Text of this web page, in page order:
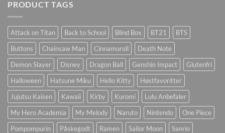
PRODUCT TAGS
Attack on Titan Back to School Blind Box BT21
BTS
Buttons
Chainsaw Man Cinnamoroll
Death Note
Demon Slayer
Disney Dragon Ball Genshin Impact
Glutenfri
Halloween
Hatsune Miku Hello Kitty
Høstfavoritter
Jujutsu Kaisen
Kawaii Kirby Kuromi
Lulu Anbefaler
My Hero Academia
My Melody Naruto Nintendo
One Piece
Pompompurin
Påskegodt Ramen Sailor Moon
Sanrio